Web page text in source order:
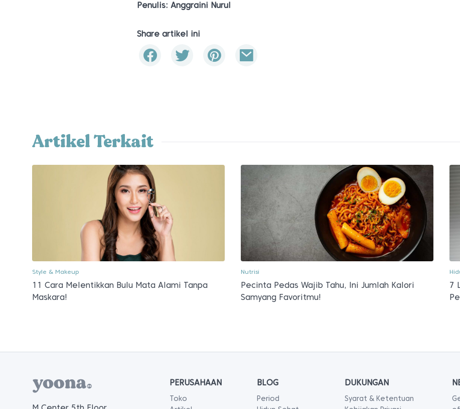
Penulis: Anggraini Nurul
Share artikel ini
Artikel Terkait
Style & Makeup
11 Cara Melentikkan Bulu Mata Alami Tanpa
Maskara!
Nutrisi
Pecinta Pedas Wajib Tahu, Ini Jumlah Kalori
Samyang Favoritmu!
7
PERUSAHAAN
Toko
BLOG
Period
DUKUNGAN
Syarat & Ketentuan